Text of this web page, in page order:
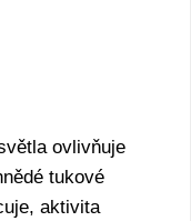
ovlivňuje
tukové
aktivita